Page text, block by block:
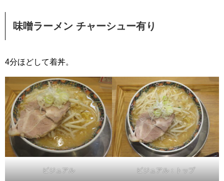
味噌ラーメン チャーシュー有り
4分ほどして着丼。
ビジュアル ビジュアル：トップ